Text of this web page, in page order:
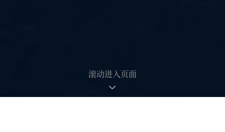
滚动进入页面